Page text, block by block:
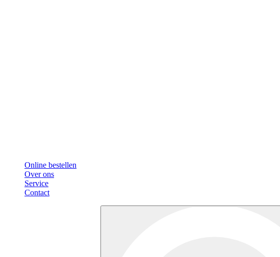
Online bestellen
Over ons
Service
Contact